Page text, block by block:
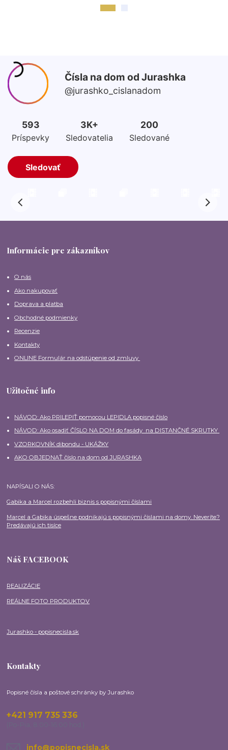
Informácie pre zákazníkov
O nás
Ako nakupovať
Doprava a platba
Obchodné podmienky
Recenzie
Kontakty
ONLINE Formulár na odstúpenie od zmluvy
Užitočné info
NÁVOD: Ako PRILEPIŤ pomocou LEPIDLA popisné číslo
NÁVOD: Ako osadiť ČÍSLO NA DOM do fasády na DISTANČNÉ SKRUTKY
VZORKOVNÍK dibondu - UKÁŽKY
AKO OBJEDNAŤ číslo na dom od JURASHKA
NAPÍSALI O NÁS:
Gabika a Marcel rozbehli biznis s popisnými číslami
Marcel a Gabika úspešne podnikajú s popisnými číslami na domy. Neveríte?
Predávajú ich tisíce
Náš FACEBOOK
REALIZÁCIE
REÁLNE FOTO PRODUKTOV
Jurashko - popisnecisla.sk
Kontakty
Popisné čísla a poštové schránky by Jurashko
+421 917 735 336
info@popisnecisla.sk